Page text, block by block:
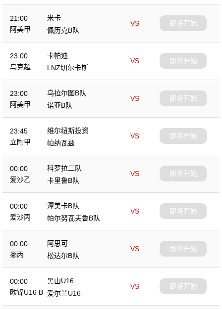
21:00
阿美甲
米卡
VS
佩历克B队
即将开始
23:00
乌克超
卡帕迪
VS
LNZ切尔卡斯
即将开始
23:00
阿美甲
乌拉尔图B队
VS
诺亚B队
即将开始
23:45
立陶甲
维尔纽斯投资
VS
帕纳瓦兹
即将开始
00:00
爱沙乙
科罗拉二队
VS
卡里鲁B队
即将开始
00:00
爱沙丙
潭美卡B队
VS
帕尔努瓦夫鲁B队
即将开始
00:00
挪丙
阿思可
VS
松达尔B队
即将开始
00:00
欧锦U16 B
黑山U16
VS
爱尔兰U16
即将开始